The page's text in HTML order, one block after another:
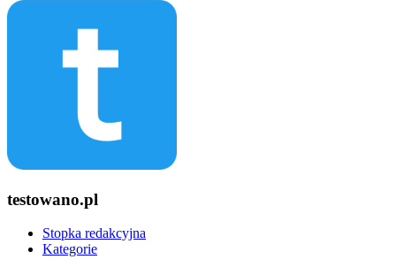
testowano.pl
Stopka redakcyjna
Kategorie